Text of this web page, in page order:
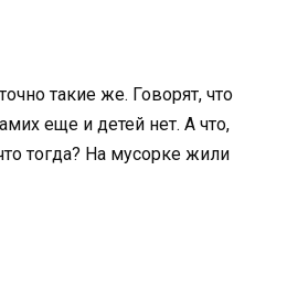
такие же. Говорят, что
еще и детей нет. А что,
тогда? На мусорке жили